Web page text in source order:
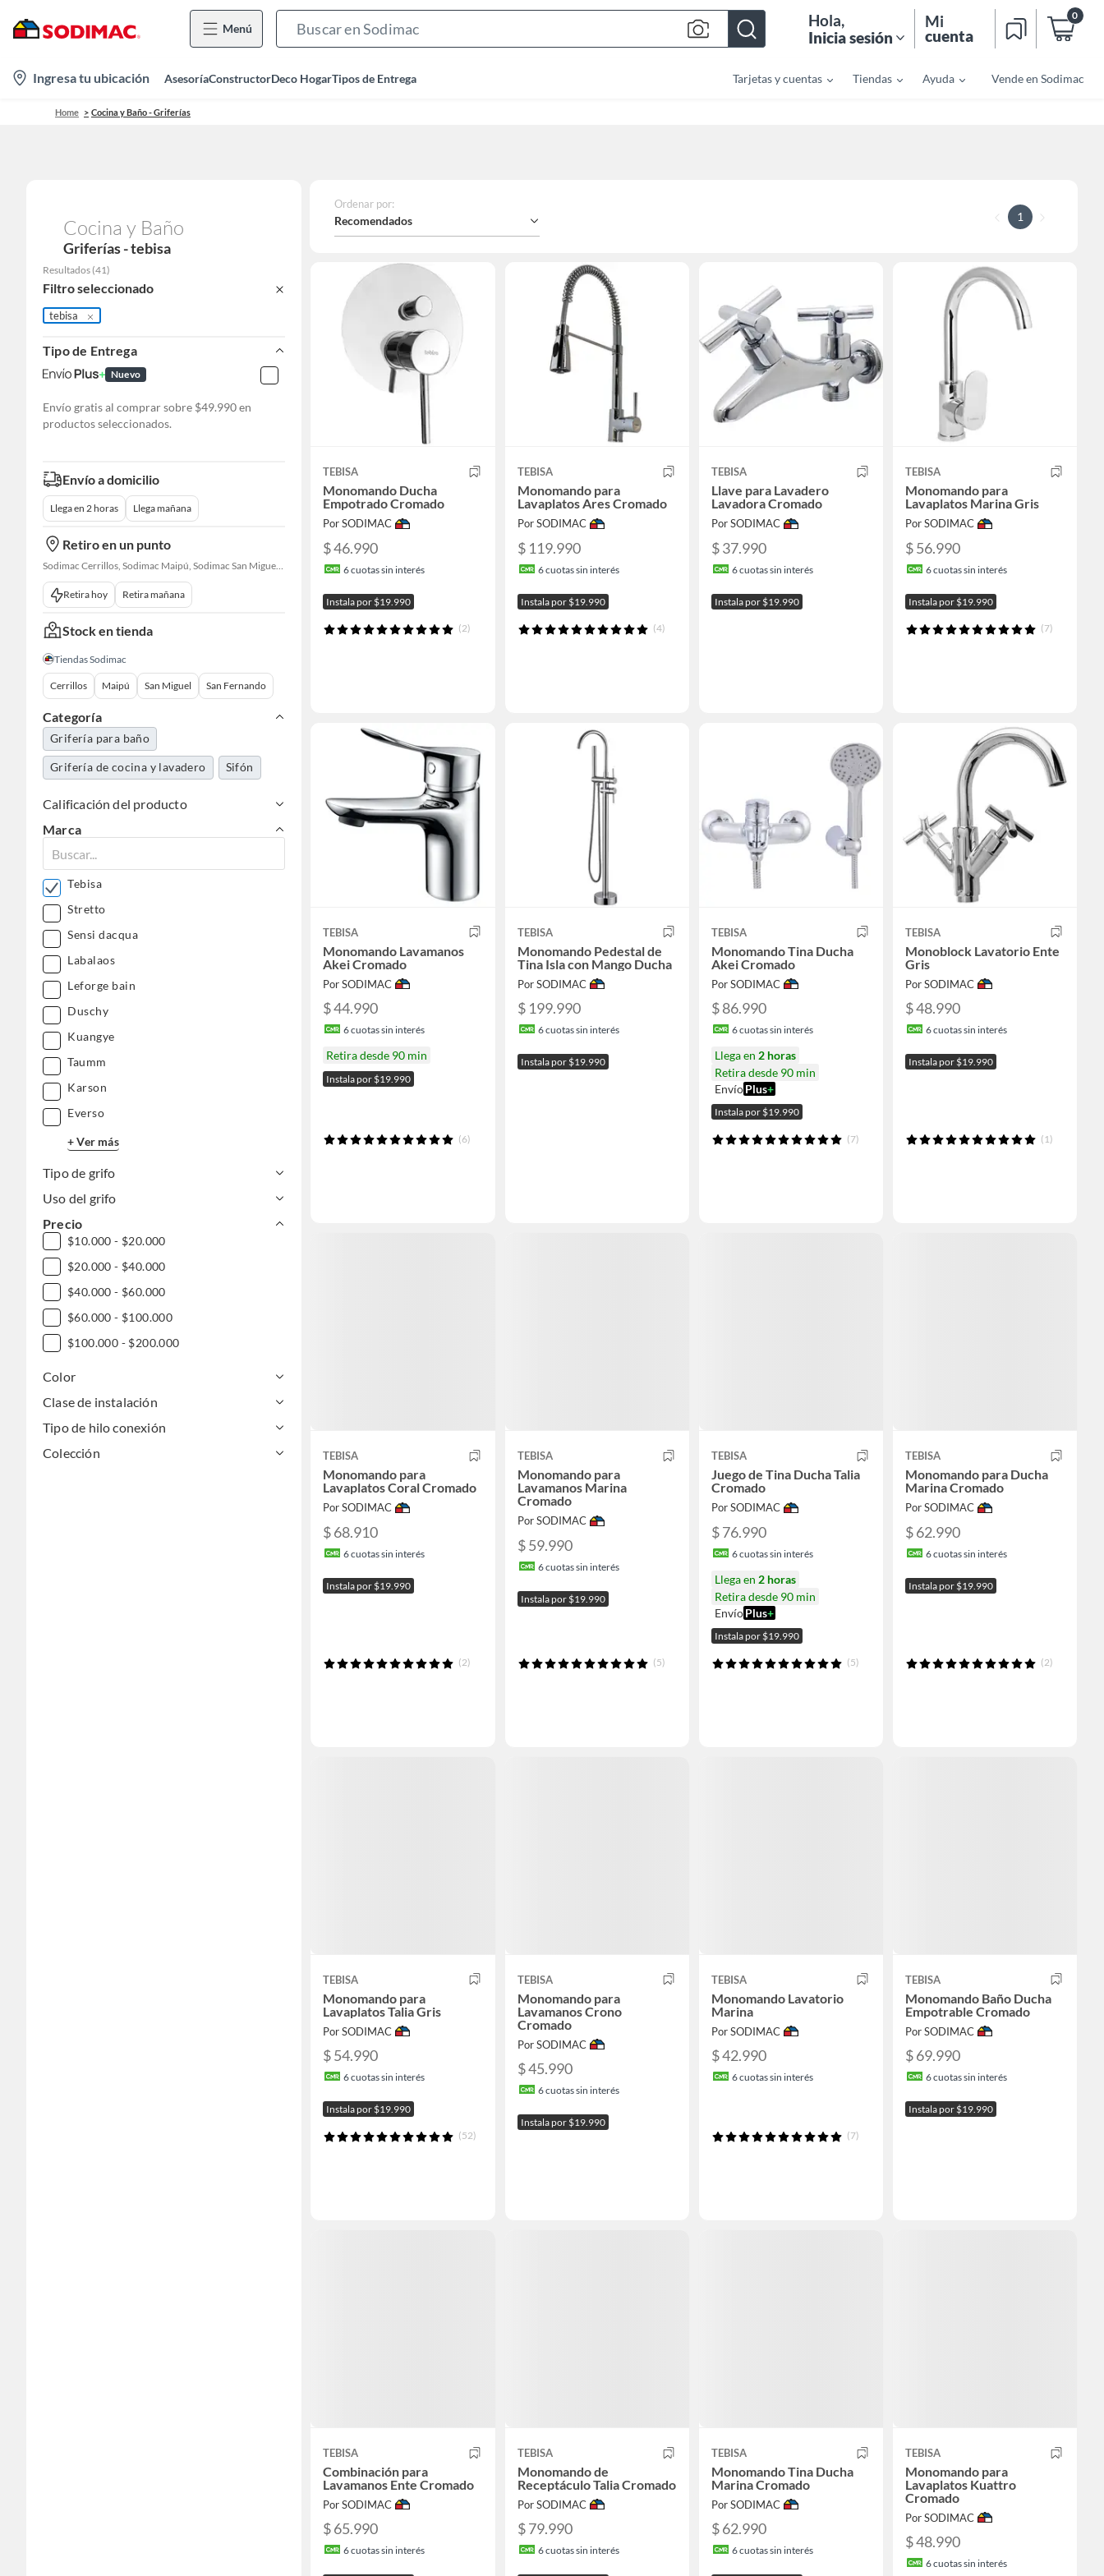
Menú
Bar
Hola,
Inicia sesión
Mi
cuenta
0
location-
icon
Ingresa tu ubicación AsesoríaConstructorDeco HogarTipos de Entrega Tarjetas y cuentas Tiendas Ayuda Vende en Sodimac
Home Cocina y Baño - Griferías
Cocina y Baño
Griferías - tebisa
Resultados (41)
Filtro seleccionado
tebisa
Tipo de Entrega
Nuevo
Envío gratis al comprar sobre $49.990 en
productos seleccionados.
Envío a domicilio
Llega en 2 horas Llega mañana
Retiro en un punto
Sodimac Cerrillos, Sodimac Maipú, Sodimac San Miguel, Sodimac San Fernando
Retira hoy Retira mañana
Stock en tienda
Tiendas Sodimac
Cerrillos Maipú San Miguel San Fernando
Categoría
Grifería para baño
Grifería de cocina y lavadero Sifón
Calificación del producto
Marca
Tebisa
Stretto
Sensi dacqua
Labalaos
Leforge bain
Duschy
Kuangye
Taumm
Karson
Everso
+ Ver más
Tipo de grifo
Uso del grifo
Precio
$10.000 - $20.000
$20.000 - $40.000
$40.000 - $60.000
$60.000 - $100.000
$100.000 - $200.000
Color
Clase de instalación
Tipo de hilo conexión
Colección
Ordenar por:
Recomendados 1
TEBISA
Monomando Ducha
Empotrado Cromado
Por SODIMAC
$ 46.990
6cuotas sin interés
Instala por $19.990
(2)
TEBISA
Monomando para
Lavaplatos Ares Cromado
Por SODIMAC
$ 119.990
6cuotas sin interés
Instala por $19.990
(4)
TEBISA
Llave para Lavadero
Lavadora Cromado
Por SODIMAC
$ 37.990
6cuotas sin interés
Instala por $19.990
TEBISA
Monomando para
Lavaplatos Marina Gris
Por SODIMAC
$ 56.990
6cuotas sin interés
Instala por $19.990
(7)
TEBISA
Monomando Lavamanos
Akei Cromado
Por SODIMAC
$ 44.990
6cuotas sin interés
Retira desde 90 min
Instala por $19.990
(6)
TEBISA
Monomando Pedestal de
Tina Isla con Mango Ducha
Por SODIMAC
$ 199.990
6cuotas sin interés
Instala por $19.990
TEBISA
Monomando Tina Ducha
Akei Cromado
Por SODIMAC
$ 86.990
6cuotas sin interés
Llega en 2 horas
Retira desde 90 min
EnvíoPlus+
Instala por $19.990
(7)
TEBISA
Monoblock Lavatorio Ente
Gris
Por SODIMAC
$ 48.990
6cuotas sin interés
Instala por $19.990
(1)
TEBISA
Monomando para
Lavaplatos Coral Cromado
Por SODIMAC
$ 68.910
6cuotas sin interés
Instala por $19.990
(2)
TEBISA
Monomando para
Lavamanos Marina
Cromado
Por SODIMAC
$ 59.990
6cuotas sin interés
Instala por $19.990
(5)
TEBISA
Juego de Tina Ducha Talia
Cromado
Por SODIMAC
$ 76.990
6cuotas sin interés
Llega en 2 horas
Retira desde 90 min
EnvíoPlus+
Instala por $19.990
(5)
TEBISA
Monomando para Ducha
Marina Cromado
Por SODIMAC
$ 62.990
6cuotas sin interés
Instala por $19.990
(2)
TEBISA
Monomando para
Lavaplatos Talia Gris
Por SODIMAC
$ 54.990
6cuotas sin interés
Instala por $19.990
(52)
TEBISA
Monomando para
Lavamanos Crono
Cromado
Por SODIMAC
$ 45.990
6cuotas sin interés
Instala por $19.990
TEBISA
Monomando Lavatorio
Marina
Por SODIMAC
$ 42.990
6cuotas sin interés
(7)
TEBISA
Monomando Baño Ducha
Empotrable Cromado
Por SODIMAC
$ 69.990
6cuotas sin interés
Instala por $19.990
TEBISA
Combinación para
Lavamanos Ente Cromado
Por SODIMAC
$ 65.990
6cuotas sin interés
TEBISA
Monomando de
Receptáculo Talia Cromado
Por SODIMAC
$ 79.990
6cuotas sin interés
TEBISA
Monomando Tina Ducha
Marina Cromado
Por SODIMAC
$ 62.990
6cuotas sin interés
TEBISA
Monomando para
Lavaplatos Kuattro
Cromado
Por SODIMAC
$ 48.990
6cuotas sin interés